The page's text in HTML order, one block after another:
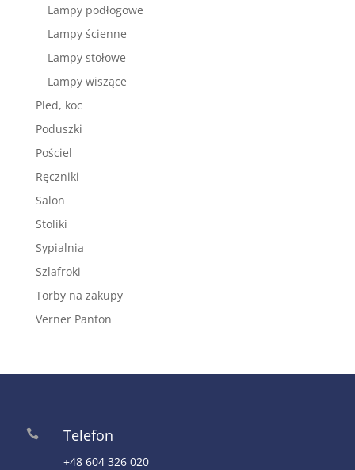
Lampy podłogowe
Lampy ścienne
Lampy stołowe
Lampy wiszące
Pled, koc
Poduszki
Pościel
Ręczniki
Salon
Stoliki
Sypialnia
Szlafroki
Torby na zakupy
Verner Panton
 Telefon
+48 604 326 020